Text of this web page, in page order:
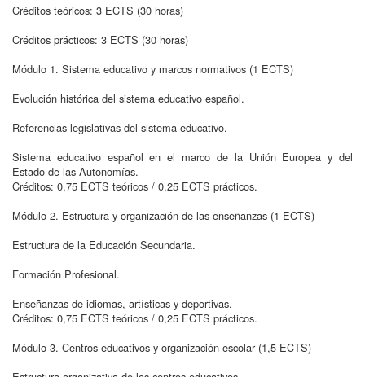
Créditos teóricos: 3 ECTS (30 horas)
Créditos prácticos: 3 ECTS (30 horas)
Módulo 1. Sistema educativo y marcos normativos (1 ECTS)
Evolución histórica del sistema educativo español.
Referencias legislativas del sistema educativo.
Sistema educativo español en el marco de la Unión Europea y del
Estado de las Autonomías.
Créditos: 0,75 ECTS teóricos / 0,25 ECTS prácticos.
Módulo 2. Estructura y organización de las enseñanzas (1 ECTS)
Estructura de la Educación Secundaria.
Formación Profesional.
Enseñanzas de idiomas, artísticas y deportivas.
Créditos: 0,75 ECTS teóricos / 0,25 ECTS prácticos.
Módulo 3. Centros educativos y organización escolar (1,5 ECTS)